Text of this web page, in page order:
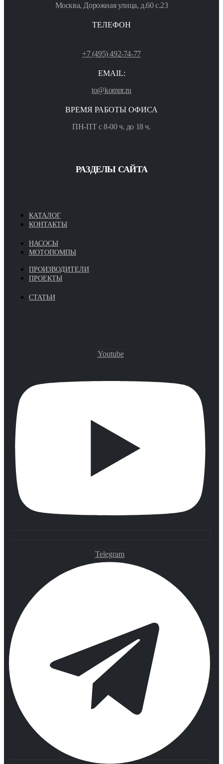
Москва, Дорожная улица, д.60 с.23
ТЕЛЕФОН
+7 (495) 492-74-77
EMAIL:
to@kompr.ru
ВРЕМЯ РАБОТЫ ОФИСА
ПН-ПТ с 8-00 ч. до 18 ч.
РАЗДЕЛЫ САЙТА
КАТАЛОГ
КОНТАКТЫ
НАСОСЫ
МОТОПОМПЫ
ПРОИЗВОДИТЕЛИ
ПРОЕКТЫ
СТАТЬИ
Youtube
Telegram